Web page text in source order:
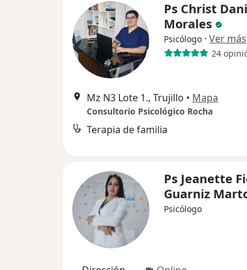
Ps Christ
Morales
Psicólogo · Ver más
24
Mz N3 Lote 1., Trujillo • Mapa
Consultorio Psicológico Rocha
Terapia de familia
Ps Jeanette
Guarniz
Psicólogo